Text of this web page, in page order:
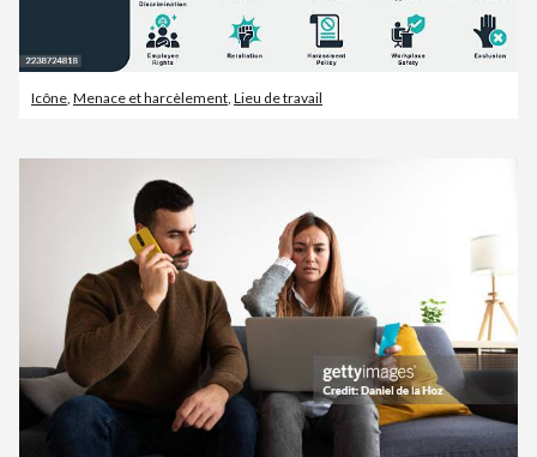
Icône Menace et harcèlement Lieu de travail